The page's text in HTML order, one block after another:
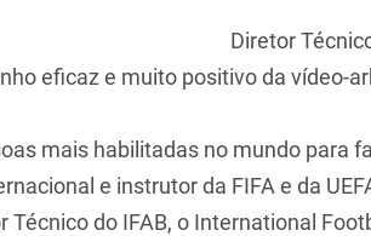
Diretor
eficaz e muito positivo da vídeo-
mais habilitadas no mundo para
e instrutor da FIFA e da
Técnico do IFAB, o International